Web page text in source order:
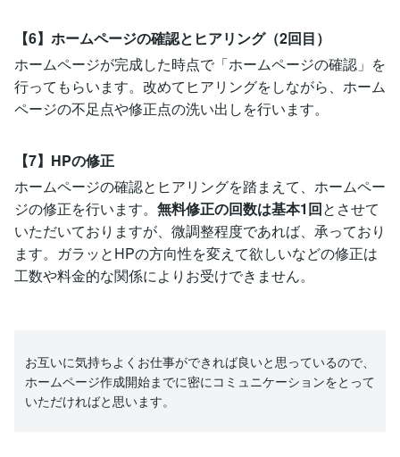
【6】ホームページの確認とヒアリング（2回目）
ホームページが完成した時点で「ホームページの確認」を
行ってもらいます。改めてヒアリングをしながら、ホーム
ページの不足点や修正点の洗い出しを行います。
【7】HPの修正
ホームページの確認とヒアリングを踏まえて、ホームペー
ジの修正を行います。 無料修正の回数は基本1回とさせて
いただいておりますが、微調整程度であれば、承っており
ます。ガラッとHPの方向性を変えて欲しいなどの修正は
工数や料金的な関係によりお受けできません。
お互いに気持ちよくお仕事ができれば良いと思っているので、
ホームページ作成開始までに密にコミュニケーションをとって
いただければと思います。